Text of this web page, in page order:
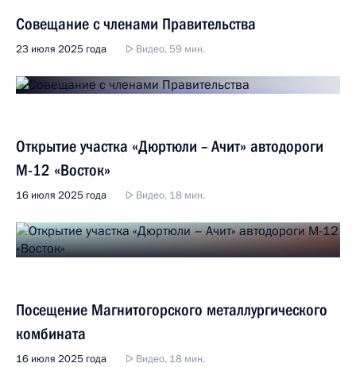
Совещание с членами Правительства
23 июля 2025 года Видео, 59 мин.
Открытие участка «Дюртюли – Ачит» автодороги
М-12 «Восток»
16 июля 2025 года Видео, 18 мин.
Посещение Магнитогорского металлургического
комбината
16 июля 2025 года Видео, 18 мин.